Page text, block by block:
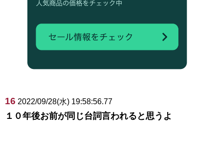
16 2022/09/28(水) 19:58:56.77
１０年後お前が同じ台詞言われると思うよ